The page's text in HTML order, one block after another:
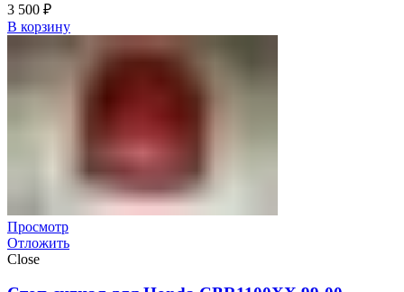
3 500 ₽
В корзину
Просмотр
Отложить
Close